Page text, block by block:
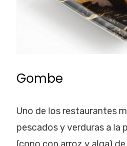
Gombe
Uno de los restaurantes
pescados y verduras a la